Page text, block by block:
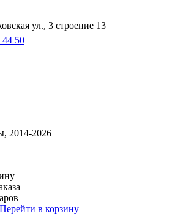
ул., 3 строение 13
44 50
2014-2026
Перейти в корзину